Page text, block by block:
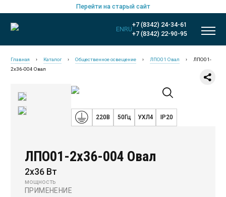
Перейти на старый сайт
ENRU
+7 (8342) 24-34-61
+7 (8342) 22-90-95
Новинки
Главная › Каталог › Общественное освещение › ЛПО01 Овал ›
ЛПО01-
2х36-004 Овал
220В 50Гц УХЛ4 IP20
ЛПО01-2х36-004 Овал
2х36 Вт
мощность
ПРИМЕНЕНИЕ